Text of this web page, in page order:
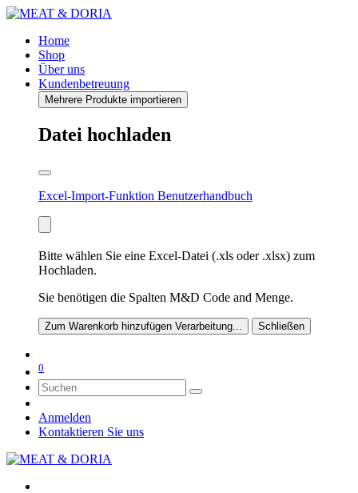
Home
Shop
Über uns
Kundenbetreuung
Mehrere Produkte importieren
Datei hochladen
Excel-Import-Funktion Benutzerhandbuch
Bitte wählen Sie eine Excel-Datei (.xls oder .xlsx) zum
Hochladen.
Sie benötigen die Spalten M&D Code and Menge.
Zum Warenkorb hinzufügen Verarbeitung... Schließen
0
Anmelden
Kontaktieren Sie uns